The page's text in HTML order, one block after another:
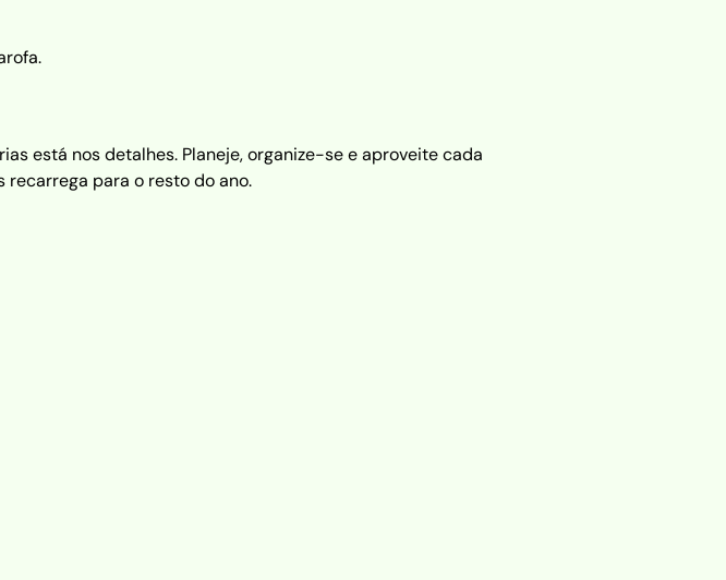
está nos detalhes. Planeje, organize-se e aproveite cada
recarrega para o resto do ano.